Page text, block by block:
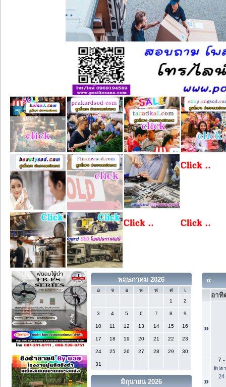
พฤษภาคม 2026
อ จ อ พ พ ศ
เ
1
2
3 4 5 6 7 8 9
10 11 12 13 14 15 16
17 18 19 20 21 22 23
24 25 26 27 28 29 30
31
มิถุนายน 2026
«
อาทิ
»
»
7 -
สัปด
24